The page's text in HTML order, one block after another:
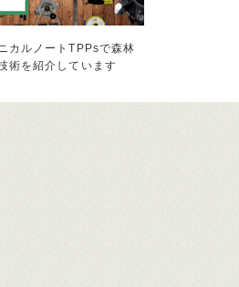
カルノートTPPsで森林
術を紹介しています